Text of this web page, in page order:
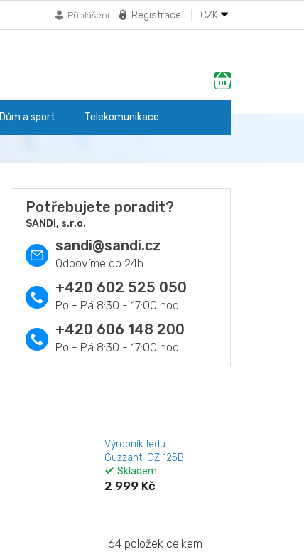
CZK
Registrace
Přihlášení
Nákupní
košík
Dům a sport Telekomunikace
Potřebujete poradit?
SANDI, s.r.o.
sandi@sandi.cz
+420 602 525 050
+420 606 148 200
Výrobník ledu
Guzzanti GZ 125B
Skladem
2 999 Kč
64 položek celkem